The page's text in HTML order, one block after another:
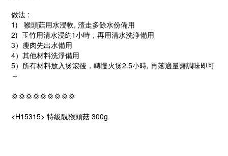
做法 :
1) 猴頭菇用水浸軟, 渣走多餘水份備用
2) 玉竹用清水浸約1小時，再用清水洗浄備用
3）瘦肉先出水備用
4）其他材料洗淨備用
5）所有材料放入煲滾後，轉慢火煲2.5小時, 再落適量鹽調味即可
～
💢💢💢💢💢💢💢💢💢
<H15315> 特級靚猴頭菇 300g